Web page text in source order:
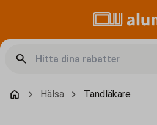
Hälsa Tandläkare